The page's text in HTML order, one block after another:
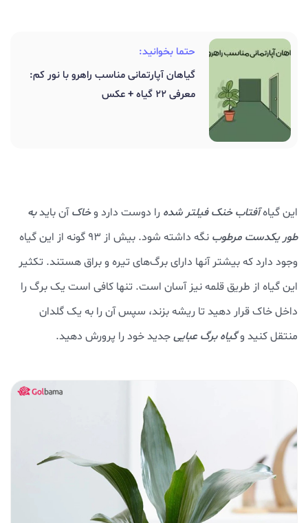
حتما بخوانید:
گیاهان آپارتمانی مناسب راهرو با نور کم:
معرفی 22 گیاه + عکس
این گیاهآفتاب خنک فیلتر شده را دوست دارد وخاکآن بایدبه
طور یکدست مرطوب
نگه داشته شود. بیش از ۹۳ گونه از این گیاه
وجود دارد که بیشتر آنها دارای برگ‌های تیره و براق هستند. تکثیر
این گیاه از طریق قلمه نیز آسان است. تنها کافی است یک برگ را
داخل خاک قرار دهید تا ریشه بزند، سپس آن را به یک گلدان
منتقل کنید وگیاه برگ عباییجدید خود را پرورش دهید.